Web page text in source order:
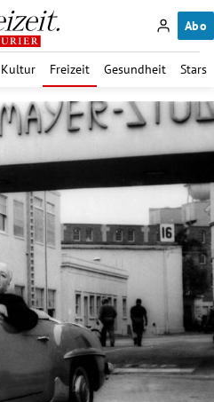
Abo
Kultur Freizeit Gesundheit Stars